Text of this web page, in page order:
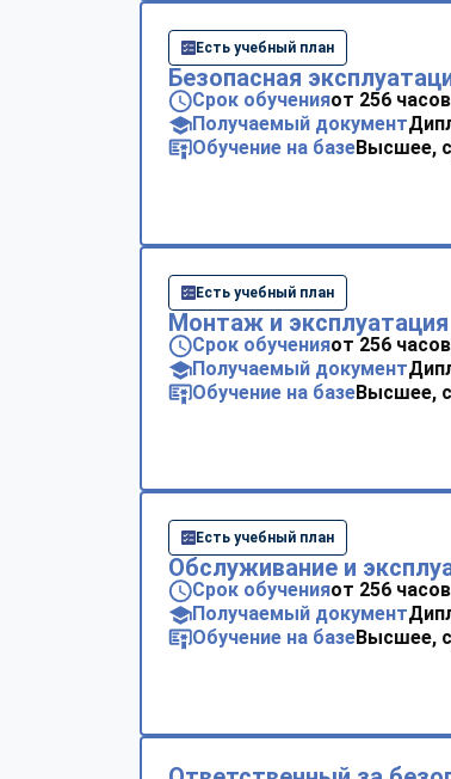
Есть учебный план
Безопасная
Срок обученияот 256 часов
Получаемый документ
Обучение на базеВысшее,
Есть учебный план
Монтаж и
Срок обученияот 256 часов
Получаемый документ
Обучение на базеВысшее,
Есть учебный план
Обслуживание и
Срок обученияот 256 часов
Получаемый документ
Обучение на базеВысшее,